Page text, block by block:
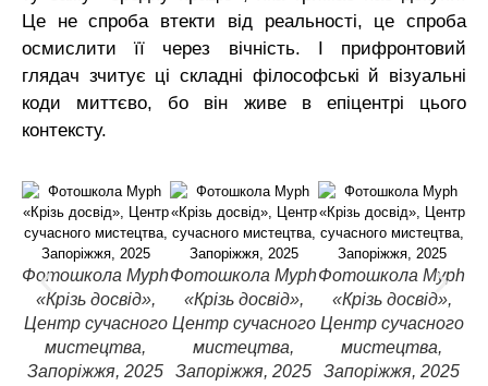
Це не спроба втекти від реальності, це спроба
осмислити її через вічність. І прифронтовий
глядач зчитує ці складні філософські й візуальні
коди миттєво, бо він живе в епіцентрі цього
контексту.
Фотошкола Myph
«Крізь досвід»,
Центр сучасного
мистецтва,
Запоріжжя, 2025
Фотошкола Myph
«Крізь досвід»,
Центр сучасного
мистецтва,
Запоріжжя, 2025
Фотошкола Myph
«Крізь досвід»,
Центр сучасного
мистецтва,
Запоріжжя, 2025